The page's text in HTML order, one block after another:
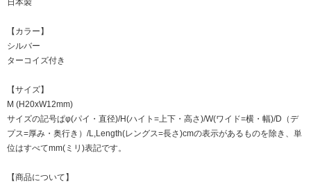
日本製
【カラー】
シルバー
ターコイズ付き
【サイズ】
M (H20xW12mm)
サイズの記号ぱφ(パイ・直径)/H(ハイト=上下・高さ)/W(ワイド=横・幅)/D（デ
プス=厚み・奥行き）/L,Length(レングス=長さ)cmの表示があるものを除き、単
位はすべてmm(ミリ)表記です。
【商品について】